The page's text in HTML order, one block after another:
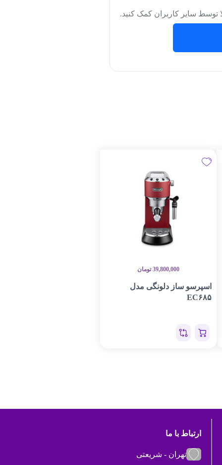
توسط سایر کاربران کمک کنید.
39,800,000 تومان
اسپرسو ساز دلونگی مدل
EC۶۸۵
ارتباط با ما
تهران - شریعتی